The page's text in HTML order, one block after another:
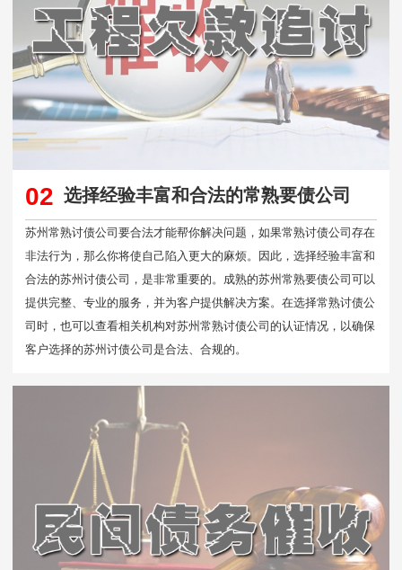
02 选择经验丰富和合法的常熟要债公司
苏州常熟讨债公司要合法才能帮你解决问题，如果常熟讨债公司存在
非法行为，那么你将使自己陷入更大的麻烦。因此，选择经验丰富和
合法的苏州讨债公司，是非常重要的。成熟的苏州常熟要债公司可以
提供完整、专业的服务，并为客户提供解决方案。在选择常熟讨债公
司时，也可以查看相关机构对苏州常熟讨债公司的认证情况，以确保
客户选择的苏州讨债公司是合法、合规的。